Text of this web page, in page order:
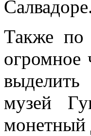
Также по
огромное
музей
монетный